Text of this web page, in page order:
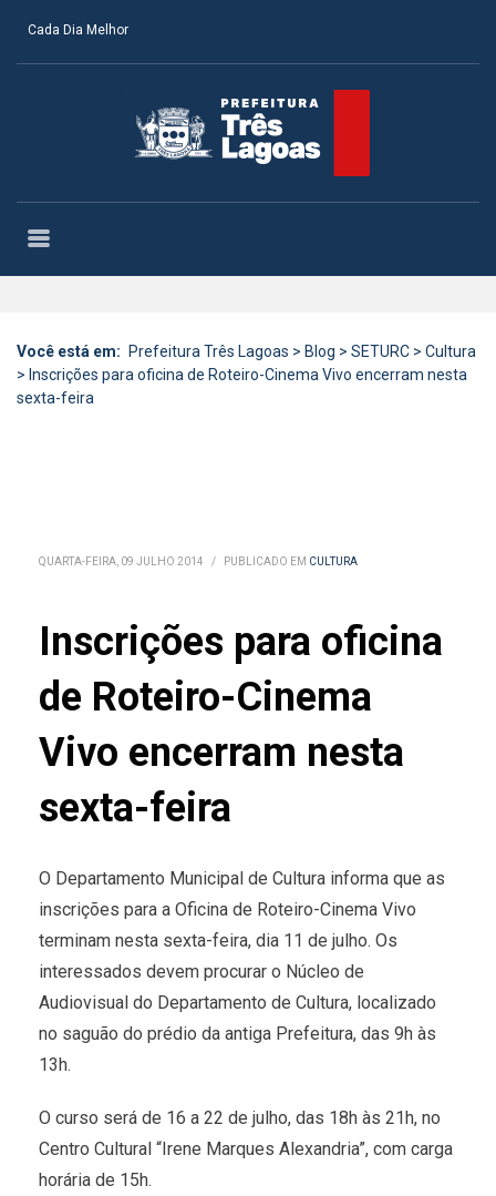
Cada Dia Melhor
Você está em: Prefeitura Três Lagoas > Blog > SETURC > Cultura
> Inscrições para oficina de Roteiro-Cinema Vivo encerram nesta
sexta-feira
QUARTA-FEIRA, 09 JULHO 2014 / PUBLICADO EM CULTURA
Inscrições para oficina
de Roteiro-Cinema
Vivo encerram nesta
sexta-feira
O Departamento Municipal de Cultura informa que as
inscrições para a Oficina de Roteiro-Cinema Vivo
terminam nesta sexta-feira, dia 11 de julho. Os
interessados devem procurar o Núcleo de
Audiovisual do Departamento de Cultura, localizado
no saguão do prédio da antiga Prefeitura, das 9h às
13h.
O curso será de 16 a 22 de julho, das 18h às 21h, no
Centro Cultural “Irene Marques Alexandria”, com carga
horária de 15h.